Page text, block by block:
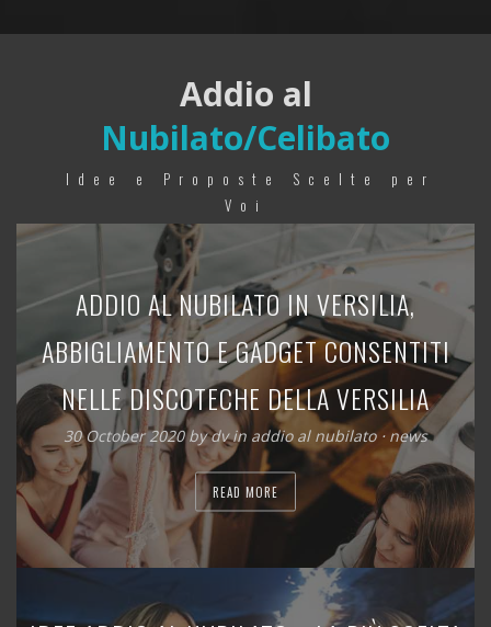
Addio al
Nubilato/Celibato
Idee e Proposte Scelte per
Voi
ADDIO AL NUBILATO IN VERSILIA,
ABBIGLIAMENTO E GADGET CONSENTITI
NELLE DISCOTECHE DELLA VERSILIA
30 October 2020bydvin addio al nubilato⋅ news
READ MORE